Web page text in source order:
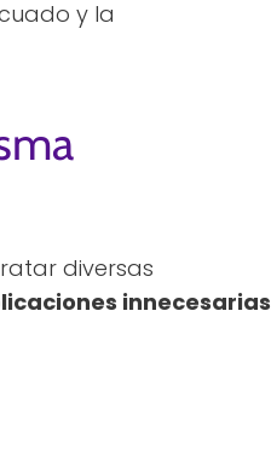
y la
diversas
innecesarias